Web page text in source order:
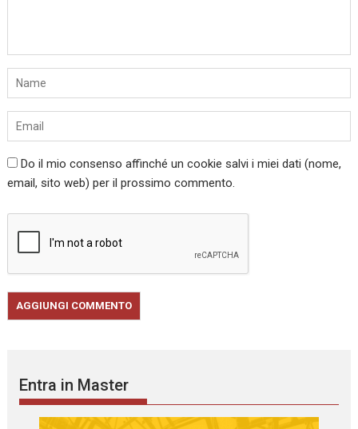
Do il mio consenso affinché un cookie salvi i miei dati (nome,
email, sito web) per il prossimo commento.
Entra in Master